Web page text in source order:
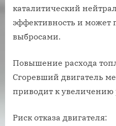
каталитический
эффективность и может
выбросами.
Повышение расхода
Сгоревший двигатель
приводит к увеличению
Риск отказа двигателя: